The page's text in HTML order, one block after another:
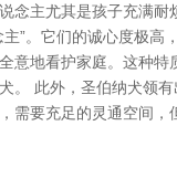
念主尤其是孩子充满耐
”。它们的诚心度极高
意地看护家庭。这种特
。 此外，圣伯纳犬领有
需要充足的灵通空间，